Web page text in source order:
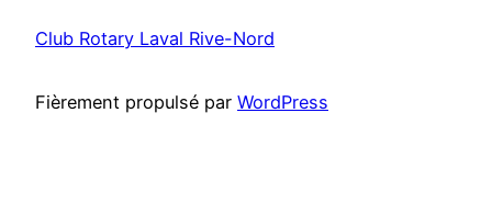
Club Rotary Laval Rive-Nord
Fièrement propulsé par WordPress